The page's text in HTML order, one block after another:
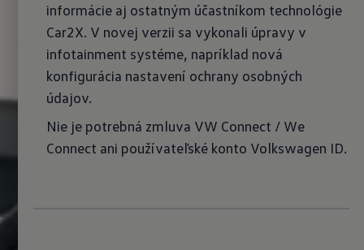
informácie aj ostatným účastníkom technológie
Car2X. V novej verzii sa vykonali úpravy v
infotainment systéme, napríklad nová
konfigurácia nastavení ochrany osobných
údajov.
Nie je potrebná zmluva VW Connect / We
Connect ani používateľské konto Volkswagen ID.